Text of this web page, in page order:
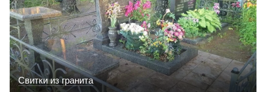
Свитки из гранита